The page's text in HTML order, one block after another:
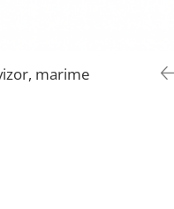
marime